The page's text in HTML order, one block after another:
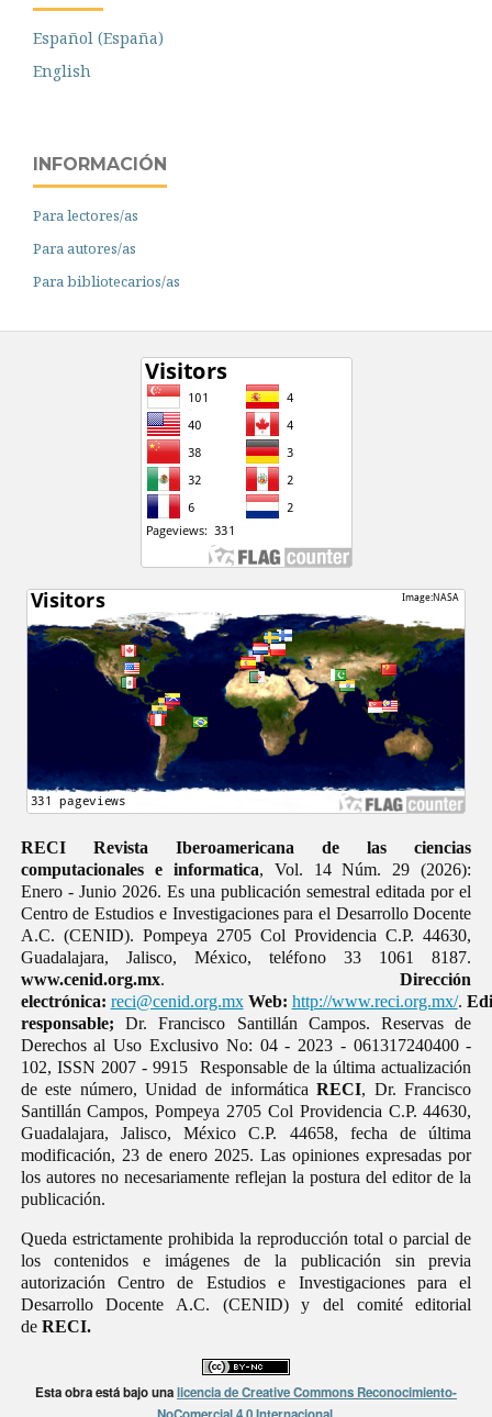
Español (España)
English
INFORMACIÓN
Para lectores/as
Para autores/as
Para bibliotecarios/as
RECI Revista Iberoamericana de las ciencias
computacionales e informatica, Vol. 14 Núm. 29 (2026):
Enero - Junio 2026. Es una publicación semestral editada por el
Centro de Estudios e Investigaciones para el Desarrollo Docente
A.C. (CENID). Pompeya 2705 Col Providencia C.P. 44630,
Guadalajara, Jalisco, México, teléfono 33 1061 8187.
www.cenid.org.mx.Dirección
electrónica: reci@cenid.org.mx Web: http://www.reci.org.mx/.
responsable; Dr. Francisco Santillán Campos. Reservas de
Derechos al Uso Exclusivo No: 04 - 2023 - 061317240400 -
102, ISSN 2007 - 9915 Responsable de la última actualización
de este número, Unidad de informáticaRECI, Dr. Francisco
Santillán Campos, Pompeya 2705 Col Providencia C.P. 44630,
Guadalajara, Jalisco, México C.P. 44658, fecha de última
modificación, 23 de enero 2025. Las opiniones expresadas por
los autores no necesariamente reflejan la postura del editor de la
publicación.
Queda estrictamente prohibida la reproducción total o parcial de
los contenidos e imágenes de la publicación sin previa
autorización Centro de Estudios e Investigaciones para el
Desarrollo Docente A.C. (CENID) y del comité editorial
de RECI.
Esta obra está bajo unalicencia de Creative Commons Reconocimiento-